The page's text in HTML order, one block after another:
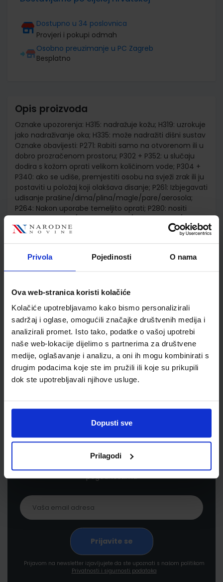
Privola Pojedinosti O nama
Ova web-stranica koristi kolačiće
Kolačiće upotrebljavamo kako bismo personalizirali
sadržaj i oglase, omogućili značajke društvenih medija i
analizirali promet. Isto tako, podatke o vašoj upotrebi
naše web-lokacije dijelimo s partnerima za društvene
medije, oglašavanje i analizu, a oni ih mogu kombinirati s
drugim podacima koje ste im pružili ili koje su prikupili
dok ste upotrebljavali njihove usluge.
Dopusti sve
Prilagodi
Dostupno u 34 poslovnica
Provjeri i pokupi odmah
Osobno preuzimanje u PC Zagreb
Besplatno
Opis proizvoda
Oznake upozorenja: H315: nadražuje kožu; H319: uzrokuje
jako nadraživanje oka; H335: može nadražiti dišni sustav
Oznake obavijesti: P271: Rabiti samo na otvorenom ili u
dobro prozračenom prostoru; P302 + P352: u slučaju
dodira s kožom oprati velikom količinom vode; P304 +
P340: ako se udiše, premjestiti osobu na svježi zrak ili ju
postaviti u položaj koji olakšava disanje; P261: Izbjegavati
udisanje prašine/dima/plina/magle/pare/aerosola;
P264: Nakon uporabe temeljito oprati; P280: nositi
zaštitne rukavice/zaštitno odijelo/zaštitu za oči/zaštitu
za lice; čuvati izvan dohvata djece
Detalji proizvoda
Šifra proizvoda
950877
Jedinična mjera
kom
Prijavite se kako bi primali informacije o novim
pogodnostima
Prijavom na newsletter izjavljujete da ste upoznati s našom politikom
Privatnosti i sigurnosti podataka